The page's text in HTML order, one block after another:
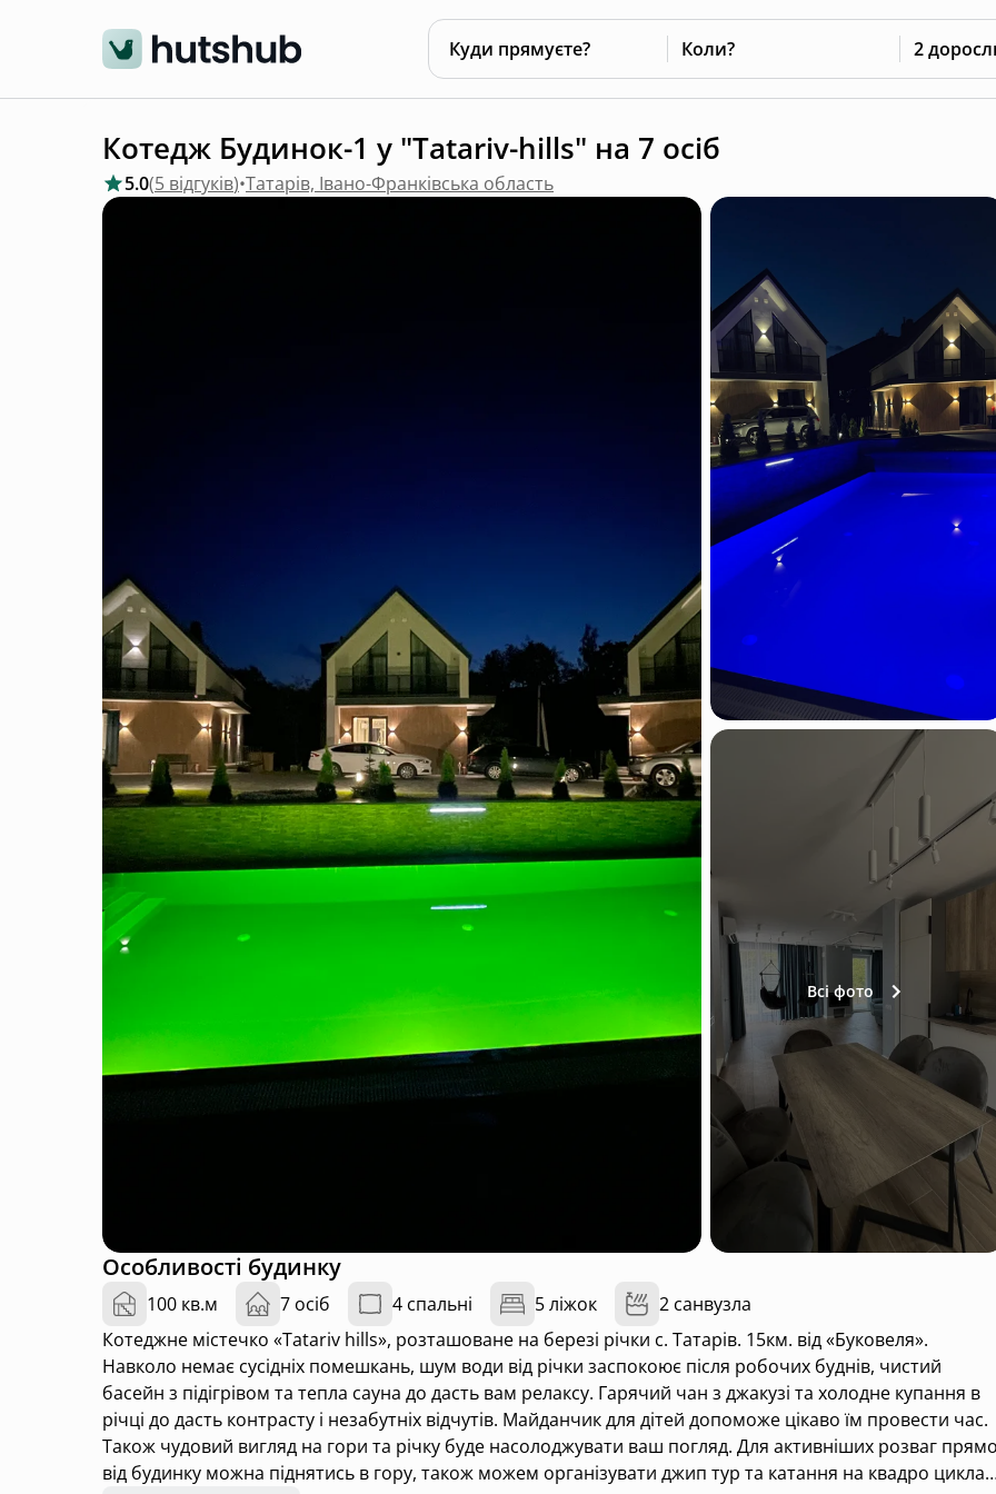
Куди прямуєте? Коли? 2
Котедж Будинок-1 у "Tatariv-hills" на 7 осіб
5.0(5 відгуків)•Татарів, Івано-Франківська область
Всі фото
Особливості будинку
100 кв.м 7 осіб 4 спальні 5 ліжок
2 санвузла
Котеджне містечко «Tatariv hills», розташоване на березі річки с. Татарів. 15км. від «Буковеля».
Навколо немає сусідніх помешкань, шум води від річки заспокоює після робочих буднів, чистий
басейн з підігрівом та тепла сауна до дасть вам релаксу. Гарячий чан з джакузі та холодне купання в
річці до дасть контрасту і незабутніх відчутів. Майданчик для дітей допоможе цікаво їм провести час.
Також чудовий вигляд на гори та річку буде насолоджувати ваш погляд. Для активніших розваг
від будинку можна піднятись в гору, також можем організувати джип тур та катання на квадро циклах